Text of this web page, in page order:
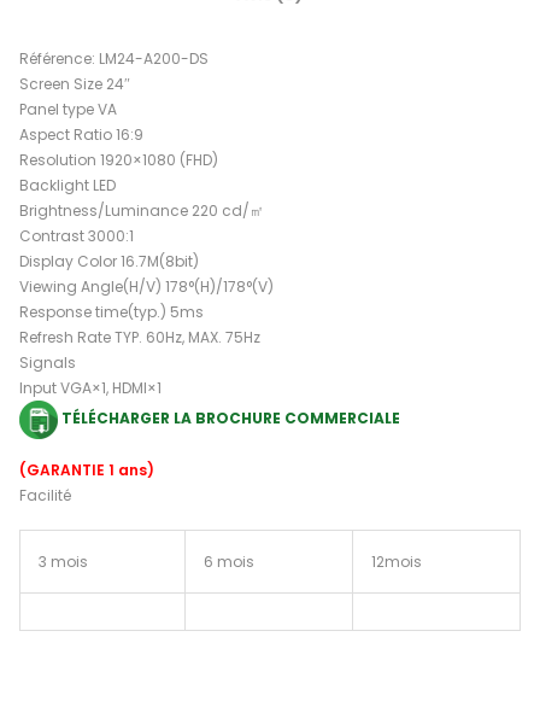
Référence: LM24-A200-DS
Screen Size 24″
Panel type VA
Aspect Ratio 16:9
Resolution 1920×1080 (FHD)
Backlight LED
Brightness/Luminance 220 cd/㎡
Contrast 3000:1
Display Color 16.7M(8bit)
Viewing Angle(H/V) 178°(H)/178°(V)
Response time(typ.) 5ms
Refresh Rate TYP. 60Hz, MAX. 75Hz
Signals
Input VGA×1, HDMI×1
TÉLÉCHARGER LA BROCHURE COMMERCIALE
(GARANTIE 1 ans)
Facilité
3 mois 6 mois 12mois